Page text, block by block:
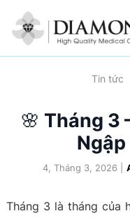
Tin tức
🌸 Tháng 3
4, Tháng 3, 2026 |
Tháng 3 là tháng của